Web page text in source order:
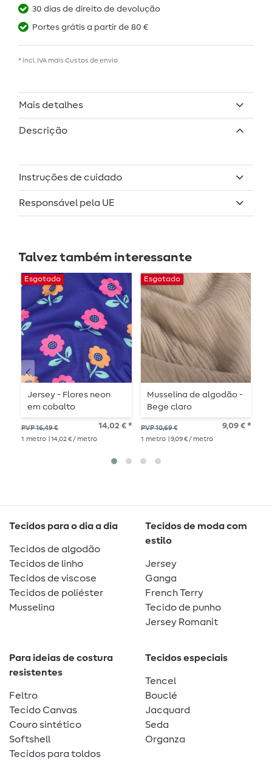
30 dias de direito de devolução
Portes grátis a partir de 80 €
* incl. IVA mais Custos de envio
Mais detalhes
Descrição
Instruções de cuidado
Responsável pela UE
Talvez também interessante
Esgotado
Jersey - Flores neon
em cobalto
PVP 16,49 € 14,02 € *
1 metro | 14,02 € / metro
Esgotado
Musselina de algodão -
Bege claro
PVP 10,69 € 9,09 € *
1 metro | 9,09 € / metro
Tecidos para o dia a dia
Tecidos de algodão
Tecidos de linho
Tecidos de viscose
Tecidos de poliéster
Musselina
Tecidos de moda com
estilo
Jersey
Ganga
French Terry
Tecido de punho
Jersey Romanit
Para ideias de costura
resistentes
Feltro
Tecido Canvas
Couro sintético
Softshell
Tecidos para toldos
Tecidos especiais
Tencel
Bouclé
Jacquard
Seda
Organza